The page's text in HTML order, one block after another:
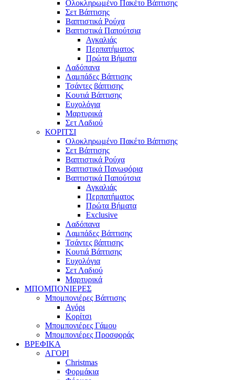
Ολοκληρωμένο Πακέτο Βάπτισης
Σετ Βάπτισης
Βαπτιστικά Ρούχα
Βαπτιστικά Παπούτσια
Αγκαλιάς
Περπατήματος
Πρώτα Βήματα
Λαδόπανα
Λαμπάδες Βάπτισης
Τσάντες βάπτισης
Κουτιά Βάπτισης
Ευχολόγια
Μαρτυρικά
Σετ Λαδιού
ΚΟΡΙΤΣΙ
Ολοκληρωμένο Πακέτο Βάπτισης
Σετ Βάπτισης
Βαπτιστικά Ρούχα
Βαπτιστικά Πανωφόρια
Βαπτιστικά Παπούτσια
Αγκαλιάς
Περπατήματος
Πρώτα Βήματα
Exclusive
Λαδόπανα
Λαμπάδες Βάπτισης
Τσάντες βάπτισης
Κουτιά Βάπτισης
Ευχολόγια
Σετ Λαδιού
Μαρτυρικά
ΜΠΟΜΠΟΝΙΕΡΕΣ
Μπομπονιέρες Βάπτισης
Αγόρι
Κορίτσι
Μπομπονιέρες Γάμου
Μπομπονιέρες Προσφοράς
ΒΡΕΦΙΚΑ
ΑΓΟΡΙ
Christmas
Φορμάκια